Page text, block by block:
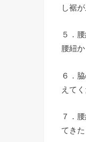
し裾
５．
腰紐
６．
えてく
７．
てき